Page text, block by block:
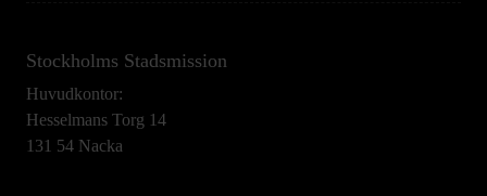
Stockholms Stadsmission
Huvudkontor:
Hesselmans Torg 14
131 54 Nacka